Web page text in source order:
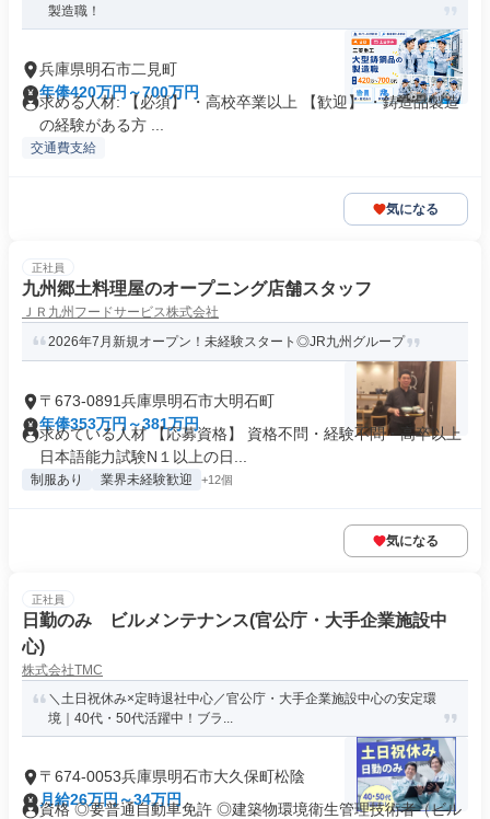
製造職！
兵庫県明石市二見町
年俸420万円～700万円
求める人材: 【必須】 ・高校卒業以上 【歓迎】 ・鋳造品製造
の経験がある方 ...
交通費支給
気になる
正社員
九州郷土料理屋のオープニング店舗スタッフ
ＪＲ九州フードサービス株式会社
2026年7月新規オープン！未経験スタート◎JR九州グループ
〒673-0891兵庫県明石市大明石町
年俸353万円～381万円
求めている人材 【応募資格】 資格不問・経験不問・高卒以上
日本語能力試験N１以上の日...
制服あり 業界未経験歓迎 +12個
気になる
正社員
日勤のみ ビルメンテナンス(官公庁・大手企業施設中
心)
株式会社TMC
＼土日祝休み×定時退社中心／官公庁・大手企業施設中心の安定環
境｜40代・50代活躍中！ブラ...
〒674-0053兵庫県明石市大久保町松陰
月給26万円～34万円
資格 ◎要普通自動車免許 ◎建築物環境衛生管理技術者（ビル